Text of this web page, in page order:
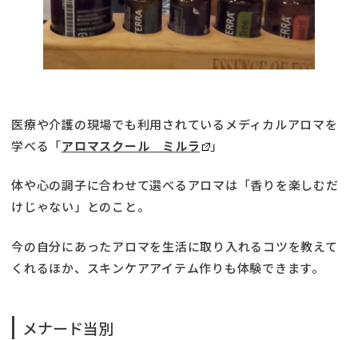
医療や介護の現場でも利用されているメディカルアロマを
学べる「アロマスクール ミルラ 」
体や心の調子に合わせて選べるアロマは「香りを楽しむだ
けじゃない」とのこと。
今の自分にあったアロマを生活に取り入れるコツを教えて
くれるほか、スキンケアアイテム作りも体験できます。
メナード当別